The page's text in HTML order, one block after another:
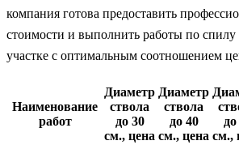
компания готова предоставить
стоимости и выполнить работы по спилу
участке с оптимальным соотношением
Наименование
работ
Диаметр
ствола
до 30
см., цена
Диаметр
ствола
до 40
см., цена см.,